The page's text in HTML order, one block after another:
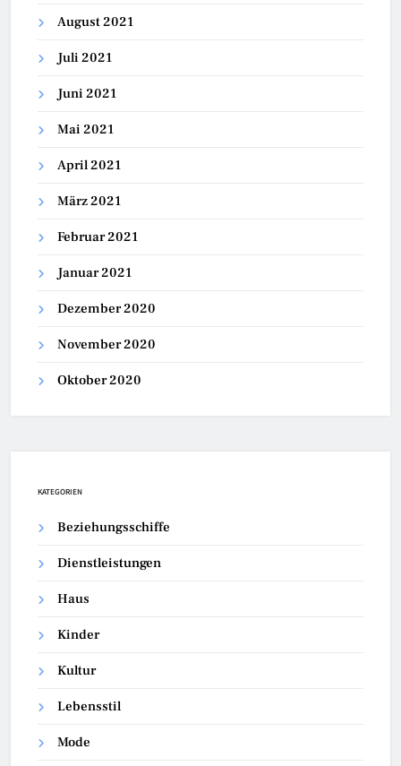
August 2021
Juli 2021
Juni 2021
Mai 2021
April 2021
März 2021
Februar 2021
Januar 2021
Dezember 2020
November 2020
Oktober 2020
KATEGORIEN
Beziehungsschiffe
Dienstleistungen
Haus
Kinder
Kultur
Lebensstil
Mode